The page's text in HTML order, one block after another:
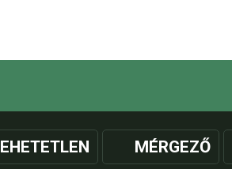
EHETETLEN MÉRGEZŐ